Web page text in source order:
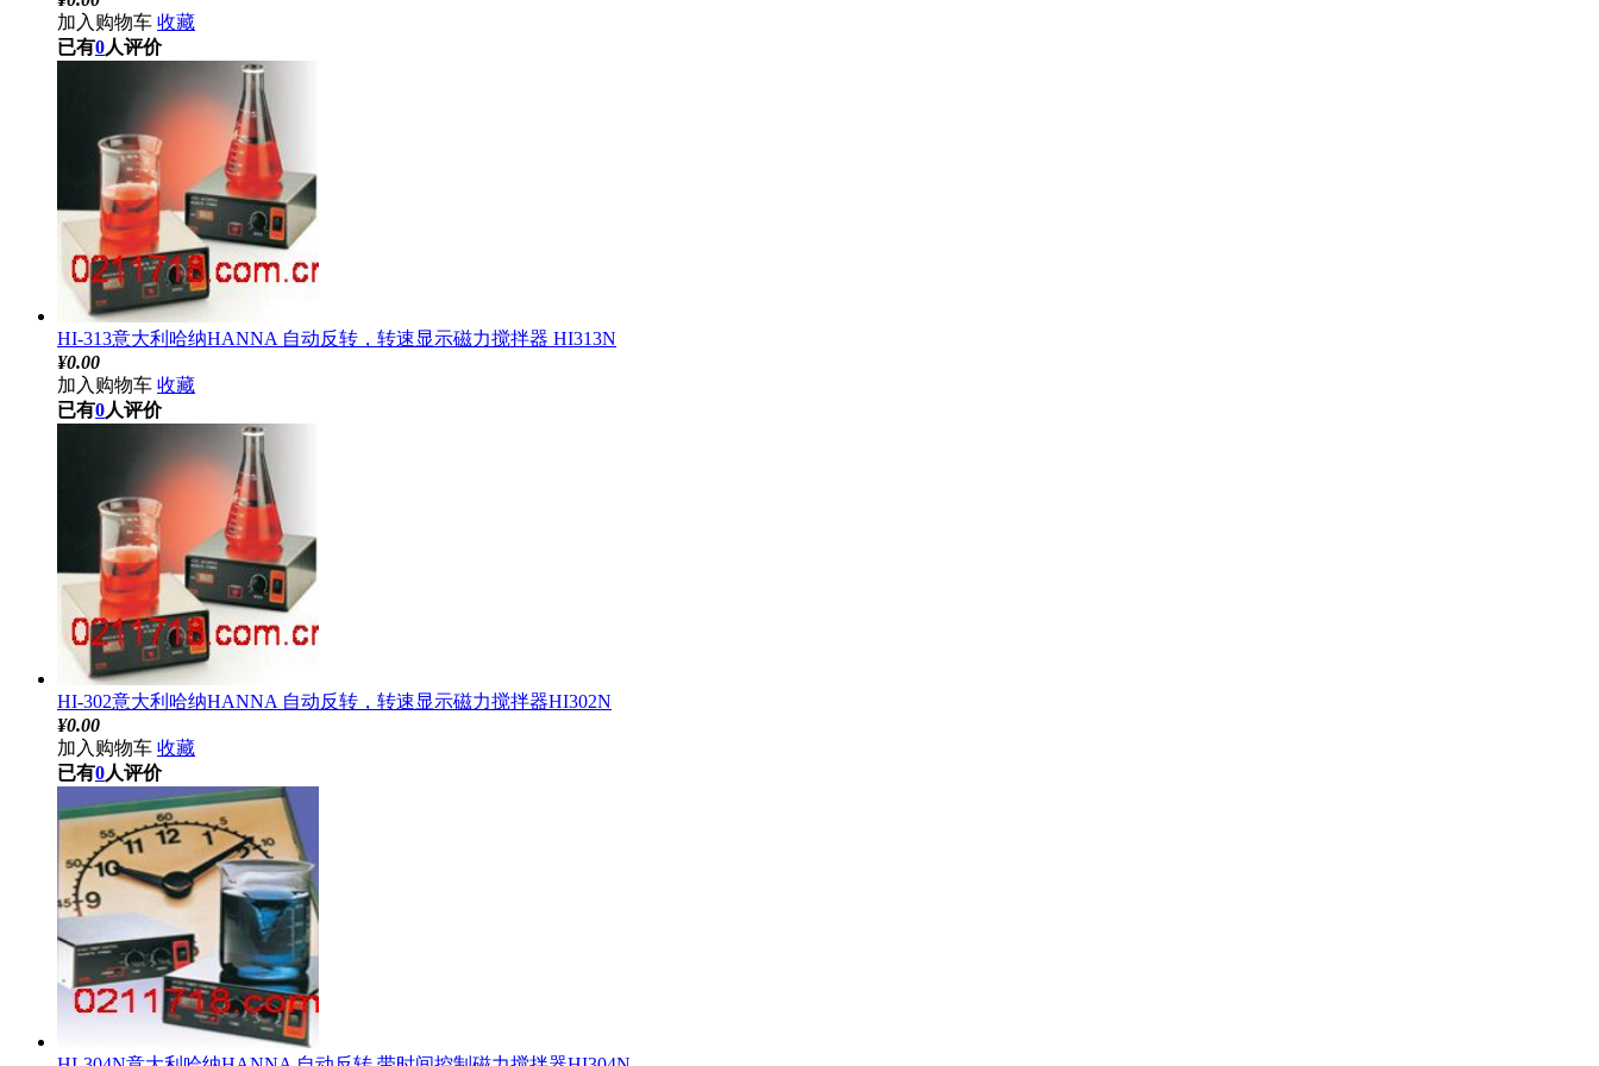
加入购物车 收藏
已有0人评价
HI-313意大利哈纳HANNA 自动反转，转速显示磁力搅拌器 HI313N
¥0.00
加入购物车 收藏
已有0人评价
HI-302意大利哈纳HANNA 自动反转，转速显示磁力搅拌器HI302N
¥0.00
加入购物车 收藏
已有0人评价